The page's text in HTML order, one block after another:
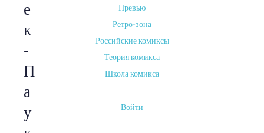
е
к
-
П
а
у
Превью
Ретро-зона
Российские комиксы
Теория комикса
Школа комикса
Войти